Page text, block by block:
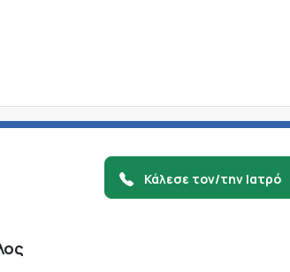
Κάλεσε τον/την Ιατρό